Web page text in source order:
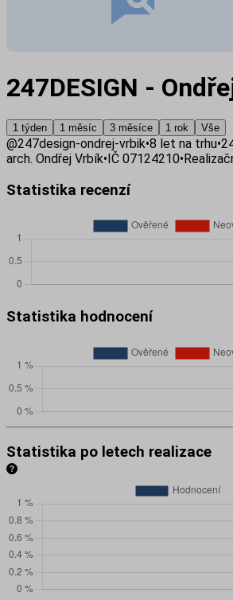
247DESIGN -
1 týden 1 měsíc 3 měsíce 1 rok Vše
@247design-ondrej-vrbik•8 let na trhu•
arch. Ondřej Vrbík•IČ 07124210•
Statistika recenzí
Statistika hodnocení
Statistika po letech realizace